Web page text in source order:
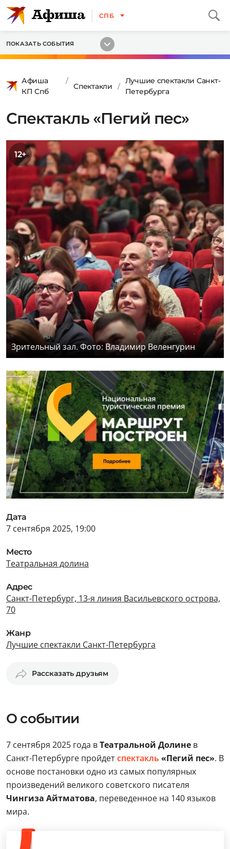
СПБ
ПОКАЗАТЬ СОБЫТИЯ
Афиша
КП Спб
Спектакли
Лучшие спектакли Санкт-
Петербурга
Спектакль «Пегий пес»
12+
Зрительный зал. Фото: Владимир Веленгурин
Дата
7 сентября 2025, 19:00
Место
Театральная долина
Адрес
Санкт-Петербург, 13-я линия Васильевского острова,
70
Жанр
Лучшие спектакли Санкт-Петербурга
Рассказать друзьям
О событии
7 сентября 2025 года вТеатральной Долине в
Санкт-Петербурге пройдетспектакль «Пегий пес». В
основе постановки одно из самых популярных
произведений великого советского писателя
Чингиза Айтматова, переведенное на 140 языков
мира.